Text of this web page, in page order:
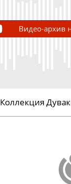
Видео-архив
Коллекция